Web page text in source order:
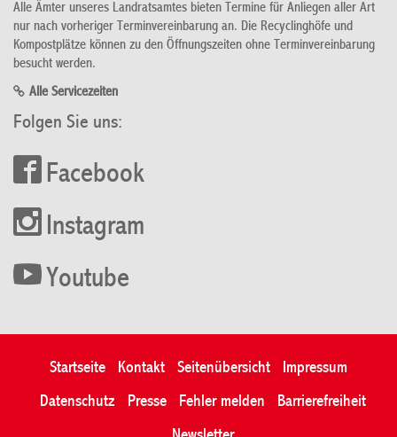
Alle Ämter unseres Landratsamtes bieten Termine für Anliegen aller Art
nur nach vorheriger Terminvereinbarung an. Die Recyclinghöfe und
Kompostplätze können zu den Öffnungszeiten ohne Terminvereinbarung
besucht werden.
Alle Servicezeiten
Folgen Sie uns:
Facebook
Instagram
Youtube
Startseite Kontakt Seitenübersicht
Impressum
Datenschutz
Presse Fehler melden
Barrierefreiheit